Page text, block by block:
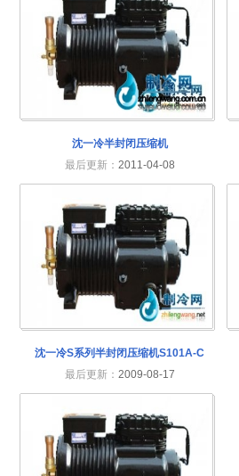
沈一冷半封闭压缩机
最后更新： 2011-04-08
沈一冷S系列半封闭压缩机S101A-C
最后更新： 2009-08-17